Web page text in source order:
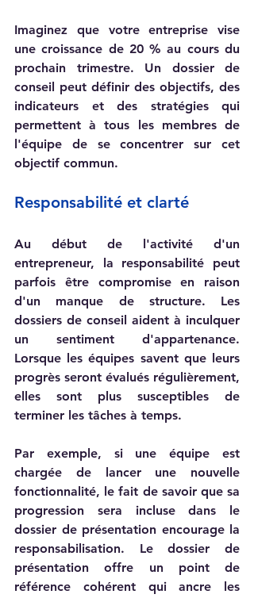
Imaginez que votre entreprise vise
une croissance de 20 % au cours du
prochain trimestre. Un dossier de
conseil peut définir des objectifs, des
indicateurs et des stratégies qui
permettent à tous les membres de
l'équipe de se concentrer sur cet
objectif commun.
Responsabilité et clarté
Au début de l'activité d'un
entrepreneur, la responsabilité peut
parfois être compromise en raison
d'un manque de structure. Les
dossiers de conseil aident à inculquer
un sentiment d'appartenance.
Lorsque les équipes savent que leurs
progrès seront évalués régulièrement,
elles sont plus susceptibles de
terminer les tâches à temps.
Par exemple, si une équipe est
chargée de lancer une nouvelle
fonctionnalité, le fait de savoir que sa
progression sera incluse dans le
dossier de présentation encourage la
responsabilisation. Le dossier de
présentation offre un point de
référence cohérent qui ancre les